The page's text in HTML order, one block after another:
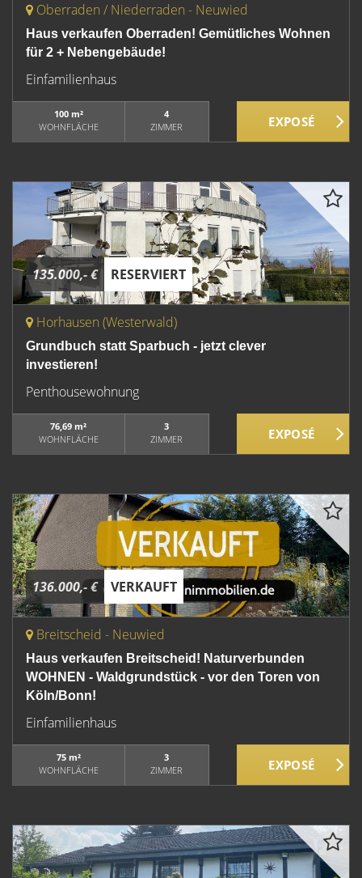
Oberraden / Niederraden - Neuwied
Haus verkaufen Oberraden! Gemütliches Wohnen
für 2 + Nebengebäude!
Einfamilienhaus
100 m²
WOHNFLÄCHE
4
ZIMMER
135.000,- € RESERVIERT
Horhausen (Westerwald)
Grundbuch statt Sparbuch - jetzt clever
investieren!
Penthousewohnung
76,69 m²
WOHNFLÄCHE
3
ZIMMER
136.000,- € VERKAUFT
Breitscheid - Neuwied
Haus verkaufen Breitscheid! Naturverbunden
WOHNEN - Waldgrundstück - vor den Toren von
Köln/Bonn!
Einfamilienhaus
75 m²
WOHNFLÄCHE
3
ZIMMER